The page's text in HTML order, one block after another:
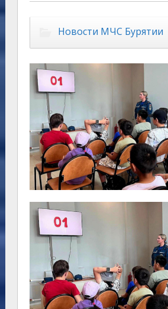
Новости МЧС Бурятии